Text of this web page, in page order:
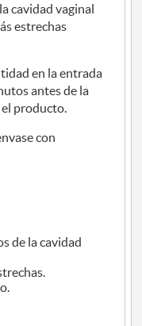
cavidad vaginal
estrechas
en la entrada
antes de la
producto.
con
de la cavidad